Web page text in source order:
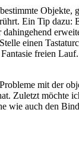
Objekte,
Ein Tip dazu:
einen
freien
mit der
Zuletzt möchte
wie auch den